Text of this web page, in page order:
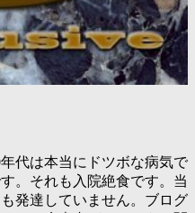
代は本当にドツボな病気で
。それも入院絶食です。当
発達していません。ブログ